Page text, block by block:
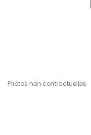
Photos non contractuelles